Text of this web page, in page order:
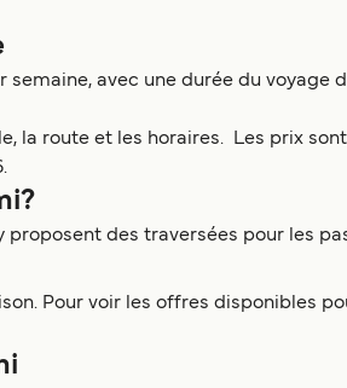
avec une durée du voyage
la route et les horaires. Les prix
des traversées pour les
Pour voir les offres disponibles